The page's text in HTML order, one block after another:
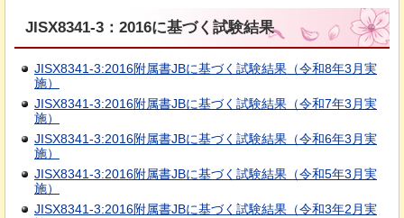
JISX8341-3：2016に基づく試験結果
JISX8341-3:2016附属書JBに基づく試験結果（令和8年3月実
施）
JISX8341-3:2016附属書JBに基づく試験結果（令和7年3月実
施）
JISX8341-3:2016附属書JBに基づく試験結果（令和6年3月実
施）
JISX8341-3:2016附属書JBに基づく試験結果（令和5年3月実
施）
JISX8341-3:2016附属書JBに基づく試験結果（令和3年2月実